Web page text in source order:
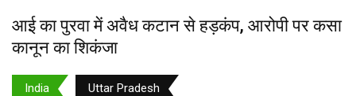
आई का पुरवा में अवैध कटान से हड़कंप, आरोपी पर कसा
कानून का शिकंजा
India Uttar Pradesh